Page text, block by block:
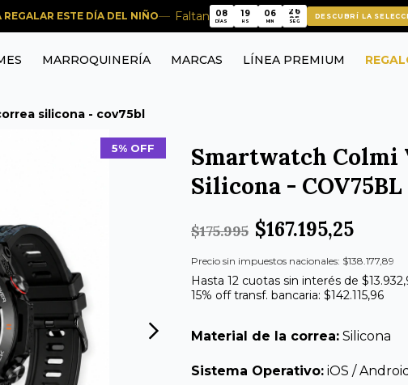
REGALAR ESTE DÍA DEL NIÑO Faltan
08
08
DÍAS
19
19
HS
06
06
MIN
25
25
SEG
DESCUBRÍ LA
MARROQUINERÍA MARCAS LÍNEA PREMIUM
silicona - cov75bl
5% OFF
Smartwatch Colmi
Silicona - COV75BL
$175.995 $167.195,25
Precio sin impuestos nacionales: $138.177,89
Hasta 12 cuotas sin interés de
15% off transf. bancaria: $142.115,96
Material de la correa: Silicona
Sistema Operativo: iOS / Android